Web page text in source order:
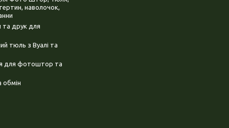
наволочок,
та друк для
тюль з Вуалі та
для фотоштор та
обмін